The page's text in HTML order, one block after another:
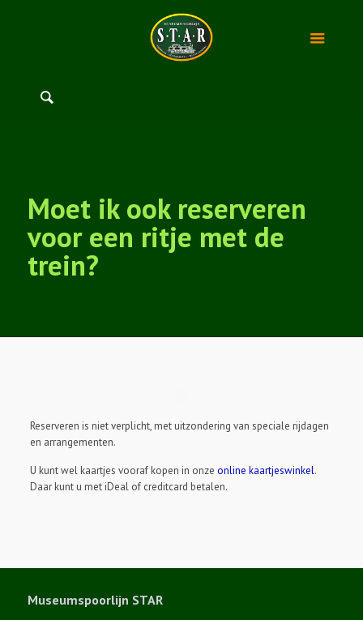
Moet ik ook reserveren
voor een ritje met de
trein?
Reserveren is niet verplicht, met uitzondering van speciale rijdagen
en arrangementen.
U kunt wel kaartjes vooraf kopen in onzeonline kaartjeswinkel.
Daar kunt u met iDeal of creditcard betalen.
Museumspoorlijn STAR